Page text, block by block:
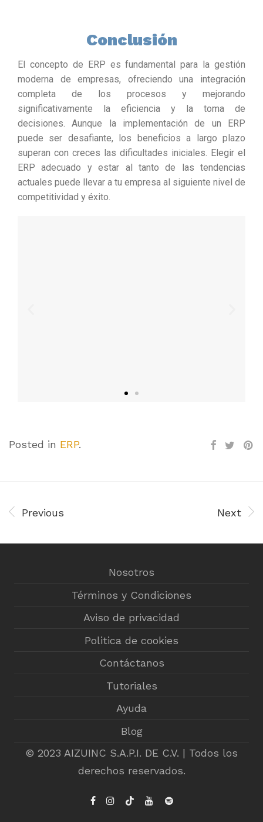
Conclusión
El concepto de ERP es fundamental para la gestión
moderna de empresas, ofreciendo una integración
completa de los procesos y mejorando
significativamente la eficiencia y la toma de
decisiones. Aunque la implementación de un ERP
puede ser desafiante, los beneficios a largo plazo
superan con creces las dificultades iniciales. Elegir el
ERP adecuado y estar al tanto de las tendencias
actuales puede llevar a tu empresa al siguiente nivel de
competitividad y éxito.
Posted in ERP.
Previous Next
Nosotros
Términos y Condiciones
Aviso de privacidad
Politica de cookies
Contáctanos
Tutoriales
Ayuda
Blog
© 2023 AIZUINC S.A.P.I. DE C.V. | Todos los
derechos reservados.